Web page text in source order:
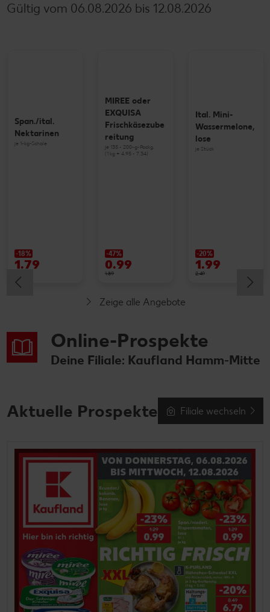
Gültig vom 06.08.2026 bis 12.08.2026
Span./ital.
Nektarinen
je 1-kg-Schale
-18%
1.79
MIREE oder
EXQUISA
Frischkäsezube
reitung
je 135 - 200-g-Packg.
(1 kg = 4.95 - 7.34)
-47%
0.99
1.89
Ital. Mini-
Wassermelone,
lose
je Stück
-20%
1.99
2.49
Zeige alle Angebote
Online-Prospekte
Deine Filiale: Kaufland Hamm-Mitte
Aktuelle Prospekte Filiale wechseln